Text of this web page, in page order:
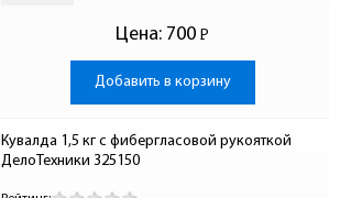
Цена: 700 Р
-
Добавить в корзину
Кувалда 1,5 кг с фибергласовой рукояткой
ДелоТехники 325150